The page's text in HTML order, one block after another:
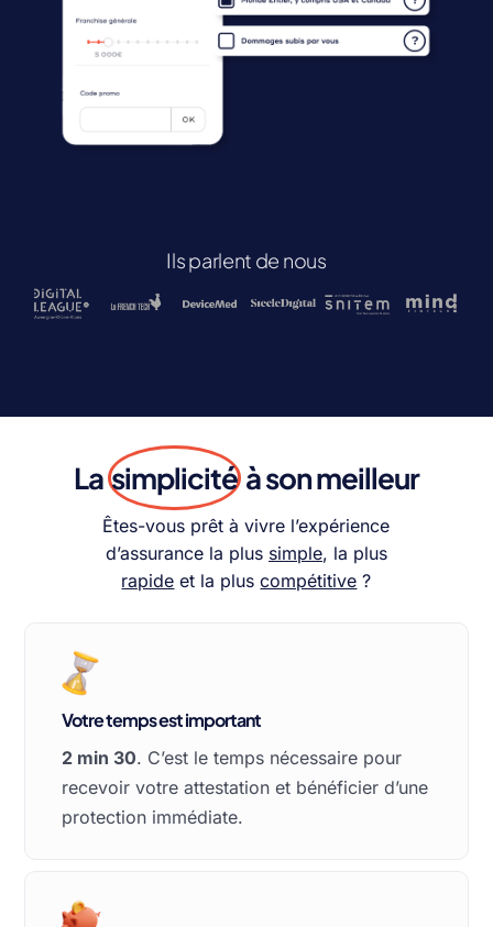
Ils parlent de nous
La simplicité à son meilleur
Êtes-vous prêt à vivre l’expérience
d’assurance la plus simple, la plus
rapide et la pluscompétitive ?
Votre temps est important
2 min 30. C’est le temps nécessaire pour
recevoir votre attestation et bénéficier d’une
protection immédiate.